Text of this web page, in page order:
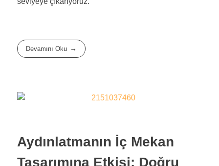
Devamını Oku
Aydınlatmanın İç Mekan
Tasarımına Etkisi: Doğru